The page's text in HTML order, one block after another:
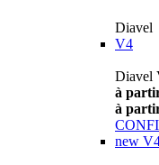
Diavel
V4
Diavel
à
à
new